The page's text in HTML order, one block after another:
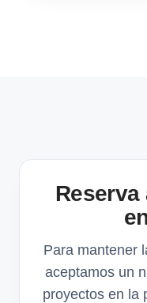
Reserva
Para mantener
aceptamos un
proyectos en la